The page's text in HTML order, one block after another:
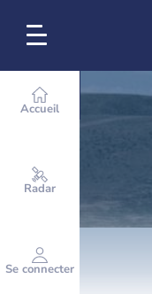
Accueil
Radar
Se connecter